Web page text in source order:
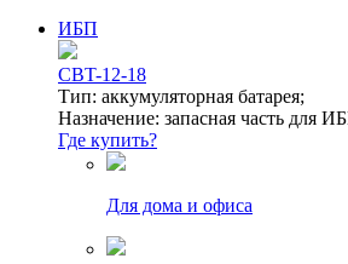
ИБП
CBT-12-18
Тип: аккумуляторная батарея;
Назначение: запасная часть для
Где купить?
Для дома и офиса